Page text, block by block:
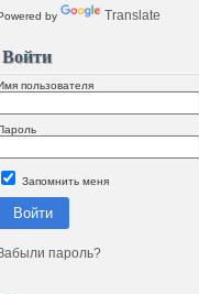
by Translate
Войти
пользователя
Запомнить меня
Войти
пароль?